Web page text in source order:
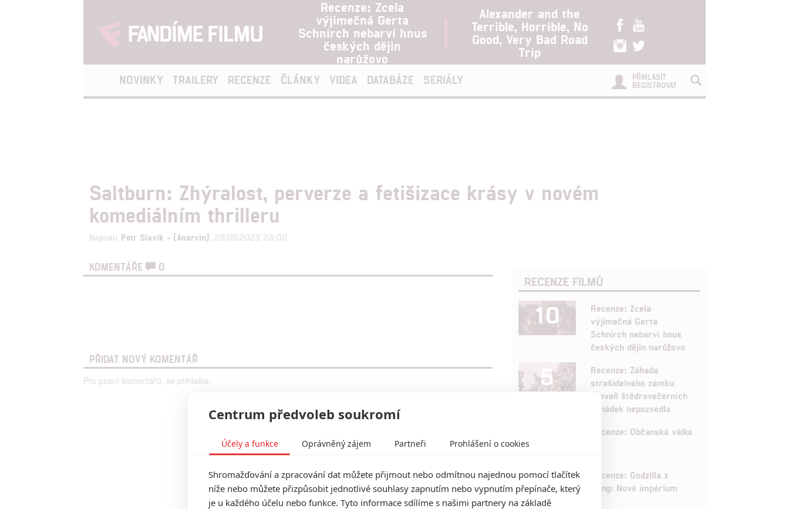
Recenze: Zcela
výjimečná Gerta
Schnirch nebarví hnus
českých dějin
narůžovo
Alexander and the
Terrible, Horrible, No
Good, Very Bad Road
Trip
NOVINKY TRAILERY RECENZE ČLÁNKY VIDEA DATABÁZE SERIÁLY
PŘIHLÁSIT
REGISTROVAT
Saltburn: Zhýralost, perverze a fetišizace krásy v novém
komediálním thrilleru
Napsal: Petr Slavík - (Anarvin) , 29.09.2023 23:00
KOMENTÁŘE 0
PŘIDAT NOVÝ KOMENTÁŘ
Pro psaní komentářů, se přihlašte.
RECENZE FILMŮ
10
Recenze: Zcela
výjimečná Gerta
Schnirch nebarví hnus
českých dějin narůžovo
5
Recenze: Záhada
strašidelného zámku
úroveň štědrovečerních
pohádek nepozvedla
Recenze: Občanská válka
6
Recenze: Godzilla x
Kong: Nové impérium
Centrum předvoleb soukromí
Účely a funkce Oprávněný zájem Partneři Prohlášení o cookies
Shromažďování a zpracování dat můžete přijmout nebo odmítnou najednou pomocí tlačítek
níže nebo můžete přizpůsobit jednotlivé souhlasy zapnutím nebo vypnutím přepínače, který
je u každého účelu nebo funkce. Tyto informace sdílíme s našimi partnery na základě